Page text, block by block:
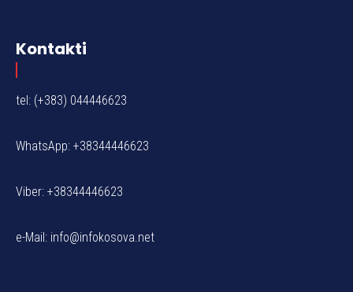
Kontakti
tel: (+383) 044446623
WhatsApp: +38344446623
Viber: +38344446623
e-Mail: info@infokosova.net